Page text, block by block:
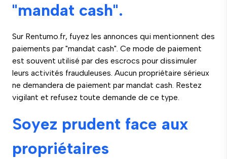
"mandat cash".
Sur Rentumo.fr, fuyez les annonces qui mentionnent des
paiements par "mandat cash". Ce mode de paiement
est souvent utilisé par des escrocs pour dissimuler
leurs activités frauduleuses. Aucun propriétaire sérieux
ne demandera de paiement par mandat cash. Restez
vigilant et refusez toute demande de ce type.
Soyez prudent face aux
propriétaires